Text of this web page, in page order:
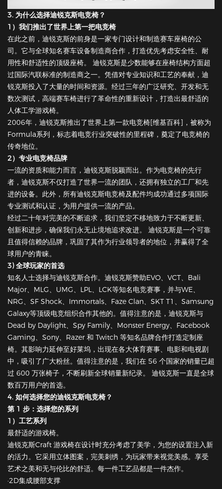
3. 为什么选择迪锐克斯电竞椅？
1）我们推出了世界上第一把电竞椅
在此之前，迪锐克斯的前身是一家专门设计和制造赛车座椅的公
司。它与全球知名赛车设备制造商合作，打造优先考虑安全性、耐
用性和舒适性的顶级座椅。 迪锐克斯是少数能够在座椅结构方面超
过国际汽联标准的制造商之一。凭借对专业知识和工艺的奉献，迪
锐克斯投入了大量的时间和资源。经过三年的广泛研究、开发和无
数次测试，高端赛车椅进行了革命性的重新设计，打造出最舒适的
人体工学游戏椅。
2006年，迪锐克斯推出了世界上第一款电竞椅[维基百科]，被称为
Formula系列，标志着电竞行业突破性的里程碑，奠定了电竞椅的
传奇地位。
2）专业电竞椅品牌
一流的资质和能力而言，迪锐克斯脱颖而出。作为电竞椅的先行
者，迪锐克斯不仅打造了世界一流的团队，还拥有独立的工厂和先
进的设备。此外，所有迪锐克斯电竞椅及配件均成功通过多项国际
专业测试和认证，为用户提供一流的产品。
经过二十年对完美的不断追求，我们坚定不移地致力于不断更新、
创新和进步，确保我们永无止境地追求改进。 迪锐克斯是一个可靠
且值得信赖的品牌，巩固了其作为行业领导者的地位，并赢得了全
球用户的青睐。
3) 全球玩家的首选
知名人士选择与迪锐克斯合作。迪锐克斯赞助EVO、VCT、Bali
Major、MLG、UMG、LPL、LCK等知名电竞赛事，并与WE、
NRG、SF Shock、Immortals、Faze Clan、SKT T1、Samsung
Galaxy等顶级电竞组织合作其他的。值得注意的是，迪锐克斯与
Dead by Daylight、Spy Family、Monster Energy、Facebook
Gaming、Sony、Razer 和 Twitch 等知名品牌合作打造定制座
椅。其影响力延伸至好莱坞，出现在各大体育赛事、电影和电视剧
中，吸引了广大粉丝。值得注意的是，我们在 56 个国家的销量已超
过 600 万张椅子，不断刷新全球销量新纪录。 迪锐克斯一直是全球
数百万用户的首选。
4. 如何选择您的迪锐克斯电竞椅？
第 1 步：选择您的系列
1）工艺系列
最舒适的游戏椅。
迪锐克斯Craft 游戏椅在设计时充分考虑了美学，为您的设置注入新
的活力。它采用立体图案，完美刺绣，为玩家带来视觉美感。享受
艺术之美和无与伦比的舒适。每一件工艺品都是一件杰作。
·2D集成腰部支撑